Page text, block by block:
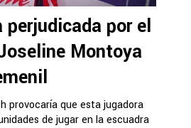
perjudicada por el
Montoya
provocaría que esta jugadora
de jugar en la escuadra